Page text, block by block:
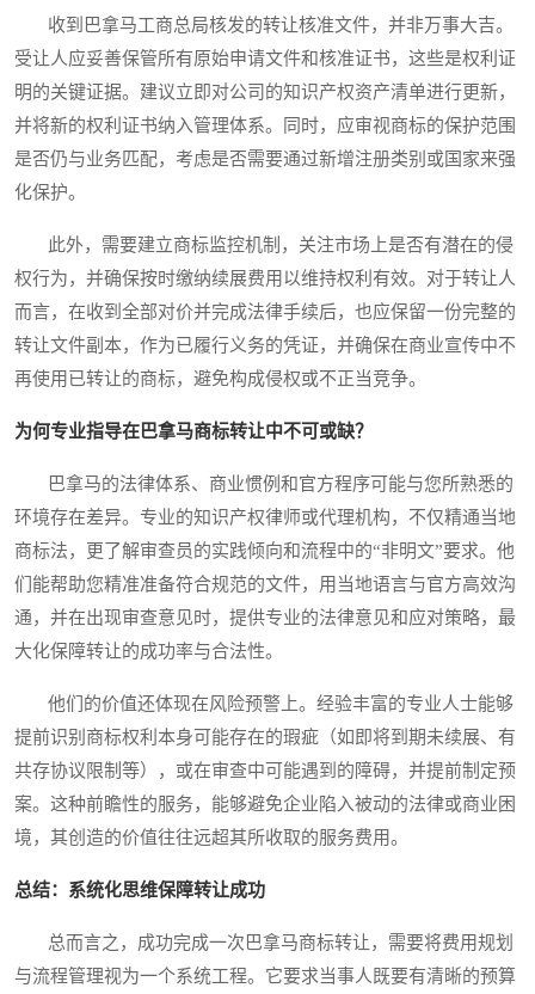
收到巴拿马工商总局核发的转让核准文件，并非万事大吉。
受让人应妥善保管所有原始申请文件和核准证书，这些是权利证
明的关键证据。建议立即对公司的知识产权资产清单进行更新，
并将新的权利证书纳入管理体系。同时，应审视商标的保护范围
是否仍与业务匹配，考虑是否需要通过新增注册类别或国家来强
化保护。
此外，需要建立商标监控机制，关注市场上是否有潜在的侵
权行为，并确保按时缴纳续展费用以维持权利有效。对于转让人
而言，在收到全部对价并完成法律手续后，也应保留一份完整的
转让文件副本，作为已履行义务的凭证，并确保在商业宣传中不
再使用已转让的商标，避免构成侵权或不正当竞争。
为何专业指导在巴拿马商标转让中不可或缺？
巴拿马的法律体系、商业惯例和官方程序可能与您所熟悉的
环境存在差异。专业的知识产权律师或代理机构，不仅精通当地
商标法，更了解审查员的实践倾向和流程中的“非明文”要求。他
们能帮助您精准准备符合规范的文件，用当地语言与官方高效沟
通，并在出现审查意见时，提供专业的法律意见和应对策略，最
大化保障转让的成功率与合法性。
他们的价值还体现在风险预警上。经验丰富的专业人士能够
提前识别商标权利本身可能存在的瑕疵（如即将到期未续展、有
共存协议限制等），或在审查中可能遇到的障碍，并提前制定预
案。这种前瞻性的服务，能够避免企业陷入被动的法律或商业困
境，其创造的价值往往远超其所收取的服务费用。
总结：系统化思维保障转让成功
总而言之，成功完成一次巴拿马商标转让，需要将费用规划
与流程管理视为一个系统工程。它要求当事人既要有清晰的预算